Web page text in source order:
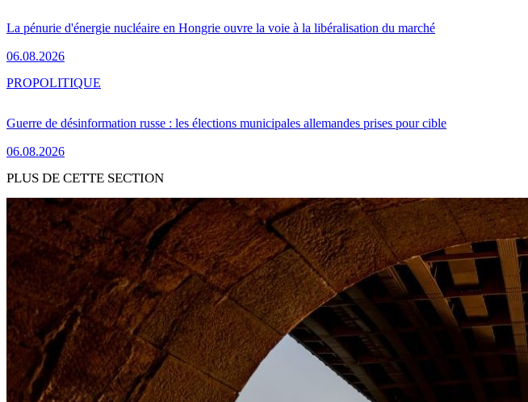
La pénurie d'énergie nucléaire en Hongrie ouvre la voie à la libéralisation du marché
06.08.2026
Guerre de désinformation russe : les élections municipales allemandes prises pour cible
06.08.2026
PROPOLITIQUE
PLUS DE CETTE SECTION